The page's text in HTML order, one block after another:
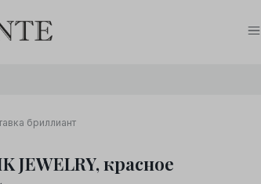
0
бриллиант
JEWELRY, красное